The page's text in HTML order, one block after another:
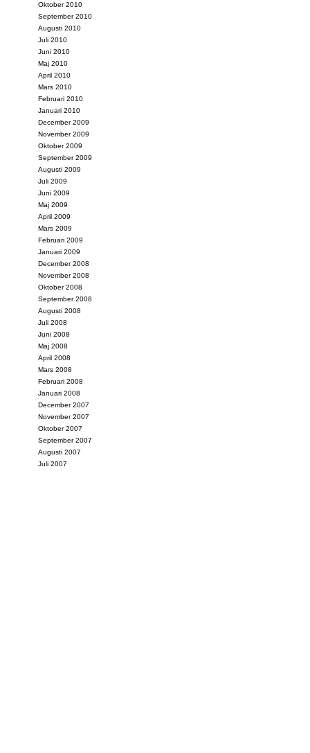
Oktober 2010
September 2010
Augusti 2010
Juli 2010
Juni 2010
Maj 2010
April 2010
Mars 2010
Februari 2010
Januari 2010
December 2009
November 2009
Oktober 2009
September 2009
Augusti 2009
Juli 2009
Juni 2009
Maj 2009
April 2009
Mars 2009
Februari 2009
Januari 2009
December 2008
November 2008
Oktober 2008
September 2008
Augusti 2008
Juli 2008
Juni 2008
Maj 2008
April 2008
Mars 2008
Februari 2008
Januari 2008
December 2007
November 2007
Oktober 2007
September 2007
Augusti 2007
Juli 2007